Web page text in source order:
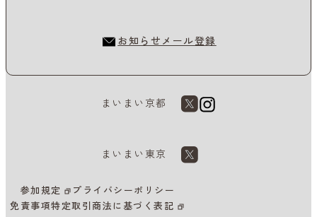
お知らせメール登録
まいまい京都
まいまい東京
参加規定
プライバシーポリシー
免責事項特定取引商法に基づく表記